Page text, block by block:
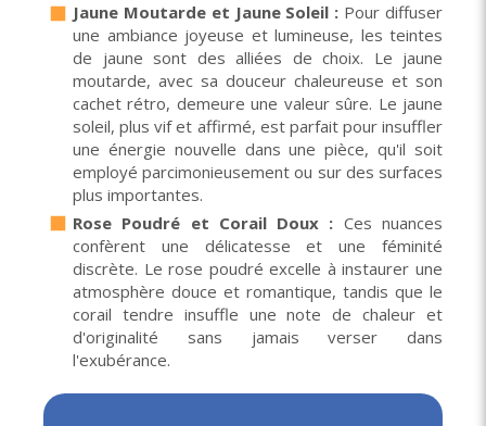
Jaune Moutarde et Jaune Soleil : Pour diffuser
une ambiance joyeuse et lumineuse, les teintes
de jaune sont des alliées de choix. Le jaune
moutarde, avec sa douceur chaleureuse et son
cachet rétro, demeure une valeur sûre. Le jaune
soleil, plus vif et affirmé, est parfait pour insuffler
une énergie nouvelle dans une pièce, qu'il soit
employé parcimonieusement ou sur des surfaces
plus importantes.
Rose Poudré et Corail Doux : Ces nuances
confèrent une délicatesse et une féminité
discrète. Le rose poudré excelle à instaurer une
atmosphère douce et romantique, tandis que le
corail tendre insuffle une note de chaleur et
d'originalité sans jamais verser dans
l'exubérance.